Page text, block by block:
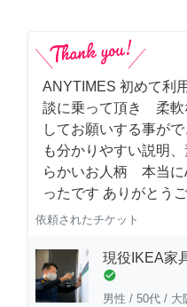
ANYTIMES 初めて利
談に乗って頂き 柔
してお願いする事が
も分かりやすい説明
らかいお人柄 本当に
ったです ありがとう
依頼されたチケット
現役IKEA家
check_circle
男性 / 50代 / 大